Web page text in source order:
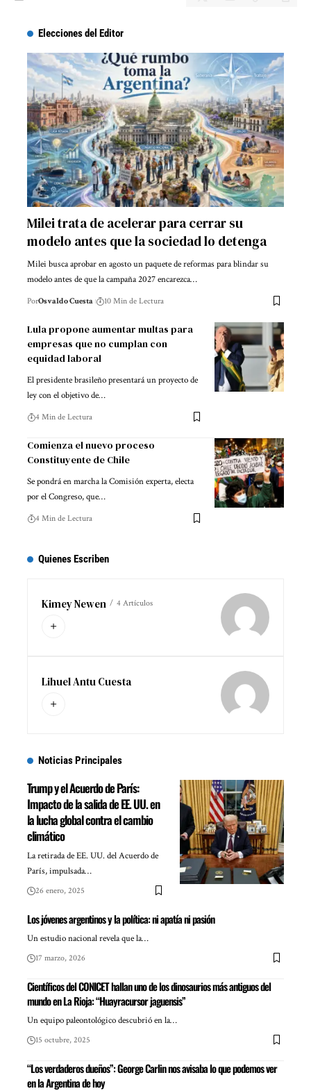
Elecciones del Editor
Milei trata de acelerar para cerrar su
modelo antes que la sociedad lo detenga
Milei busca aprobar en agosto un paquete de reformas para blindar su
modelo antes de que la campaña 2027 encarezca…
PorOsvaldo Cuesta 10 Min de Lectura
Lula propone aumentar multas para
empresas que no cumplan con
equidad laboral
El presidente brasileño presentará un proyecto de
ley con el objetivo de…
4 Min de Lectura
Comienza el nuevo proceso
Constituyente de Chile
Se pondrá en marcha la Comisión experta, electa
por el Congreso, que…
4 Min de Lectura
Quienes Escriben
Kimey Newen 4 Artículos
Lihuel Antu Cuesta
Noticias Principales
Trump y el Acuerdo de París:
Impacto de la salida de EE. UU. en
la lucha global contra el cambio
climático
La retirada de EE. UU. del Acuerdo de
París, impulsada…
26 enero, 2025
Los jóvenes argentinos y la política: ni apatía ni pasión
Un estudio nacional revela que la…
17 marzo, 2026
Científicos del CONICET hallan uno de los dinosaurios más antiguos del
mundo en La Rioja: “Huayracursor jaguensis”
Un equipo paleontológico descubrió en la…
15 octubre, 2025
“Los verdaderos dueños”: George Carlin nos avisaba lo que podemos ver
en la Argentina de hoy